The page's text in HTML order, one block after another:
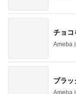
チョコ
Ameba
ブラッ
Ameba